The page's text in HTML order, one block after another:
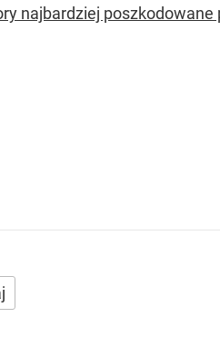
najbardziej